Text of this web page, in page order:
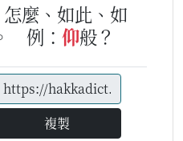
怎麼、如此、如
例： 仰般？
複製